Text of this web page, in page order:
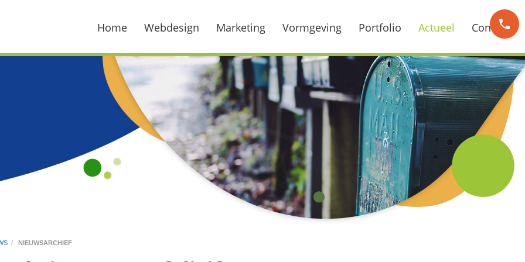
phone
Home Webdesign Marketing Vormgeving Portfolio Actueel Contact
/ NIEUWSARCHIEF